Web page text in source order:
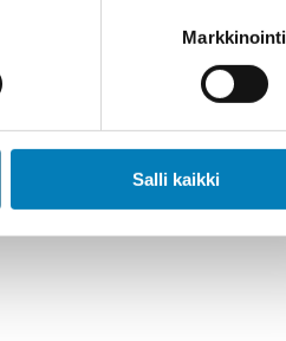
Markkinointi
Salli kaikki